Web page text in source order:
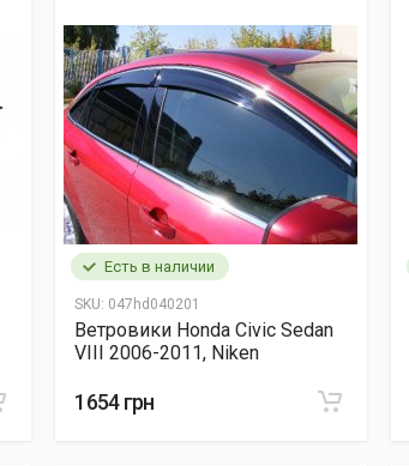
Есть в наличии
SKU: 047hd040201
Ветровики Honda Civic Sedan
VIII 2006-2011, Niken
1654 грн